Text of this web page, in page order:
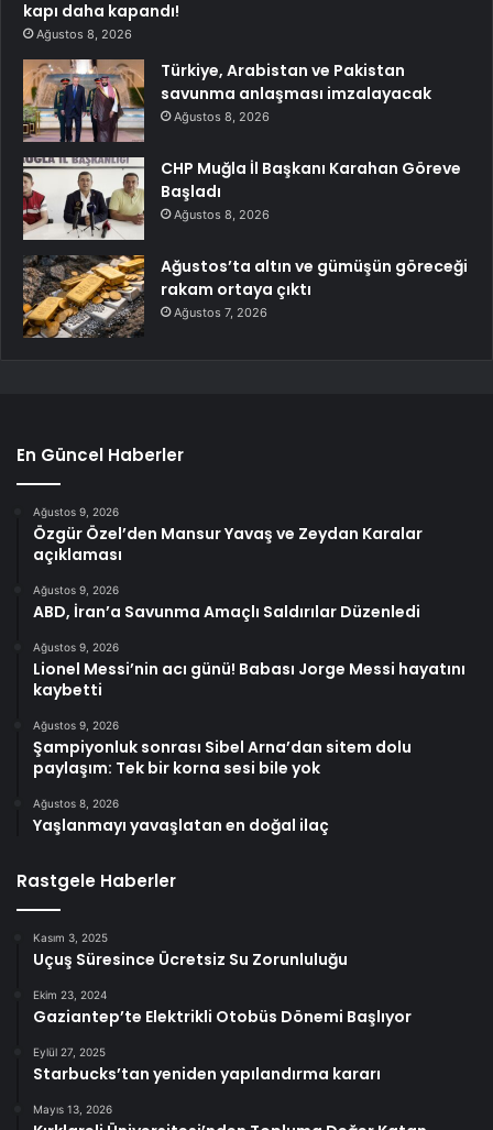
kapı daha kapandı!
Ağustos 8, 2026
Türkiye, Arabistan ve Pakistan
savunma anlaşması imzalayacak
Ağustos 8, 2026
CHP Muğla İl Başkanı Karahan Göreve
Başladı
Ağustos 8, 2026
Ağustos’ta altın ve gümüşün göreceği
rakam ortaya çıktı
Ağustos 7, 2026
En Güncel Haberler
Ağustos 9, 2026
Özgür Özel’den Mansur Yavaş ve Zeydan Karalar
açıklaması
Ağustos 9, 2026
ABD, İran’a Savunma Amaçlı Saldırılar Düzenledi
Ağustos 9, 2026
Lionel Messi’nin acı günü! Babası Jorge Messi hayatını
kaybetti
Ağustos 9, 2026
Şampiyonluk sonrası Sibel Arna’dan sitem dolu
paylaşım: Tek bir korna sesi bile yok
Ağustos 8, 2026
Yaşlanmayı yavaşlatan en doğal ilaç
Rastgele Haberler
Kasım 3, 2025
Uçuş Süresince Ücretsiz Su Zorunluluğu
Ekim 23, 2024
Gaziantep’te Elektrikli Otobüs Dönemi Başlıyor
Eylül 27, 2025
Starbucks’tan yeniden yapılandırma kararı
Mayıs 13, 2026